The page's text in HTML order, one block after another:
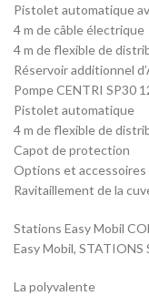
Pistolet automatique
4 m de câble électrique
4 m de flexible de
Réservoir additionnel
Pompe CENTRI SP30
Pistolet automatique
4 m de flexible de
Capot de protection
Options et accessoires
Ravitaillement de la
Stations Easy Mobil
Easy Mobil, STATIONS
La polyvalente